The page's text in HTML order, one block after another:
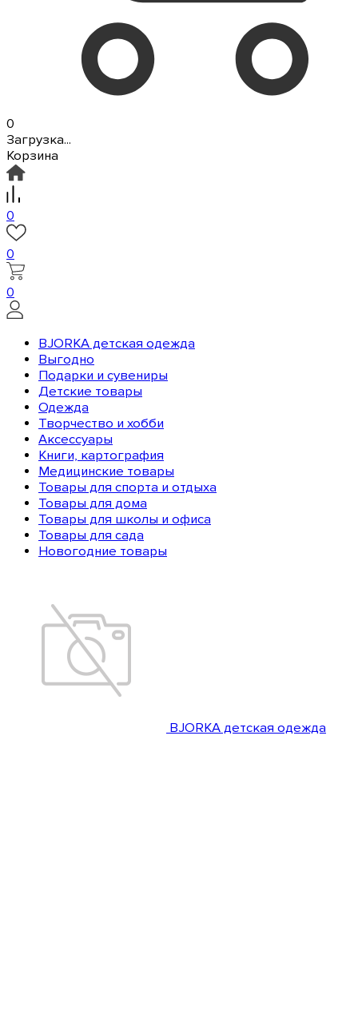
0
Загрузка...
Корзина
0
0
0
BJORKA детская одежда
Выгодно
Подарки и сувениры
Детские товары
Одежда
Творчество и хобби
Аксессуары
Книги, картография
Медицинские товары
Товары для спорта и отдыха
Товары для дома
Товары для школы и офиса
Товары для сада
Новогодние товары
BJORKA детская одежда